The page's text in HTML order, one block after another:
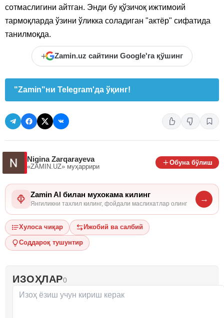
сотмаслигини айтган. Энди бу қўзичоқ ижтимоий
тармоқларда ўзини ўликка соладиган "актёр" сифатида
танилмоқда.
+ Zamin.uz сайтини Google'га қўшинг
"Zamin"ни Telegram'да ўқинг!
Nigina Zarqarayeva
«ZAMIN.UZ» муҳаррири
Обуна бўлиш
Zamin AI билан мухокама килинг
Янгиликни тахлил килинг, фойдали маслихатлар олинг
→
Хулоса чиқар Ижобий ва салбий
Соддароқ тушунтир
ИЗОҲЛАР0